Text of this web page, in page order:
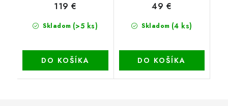
Skladom (>5 ks)
119 €
DO KOŠÍKA
Skladom (4 ks)
49 €
DO KOŠÍKA